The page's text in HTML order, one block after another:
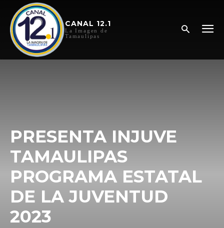
CANAL 12.1
La Imagen de
Tamaulipas
PRESENTA INJUVE
TAMAULIPAS
PROGRAMA ESTATAL
DE LA JUVENTUD
2023